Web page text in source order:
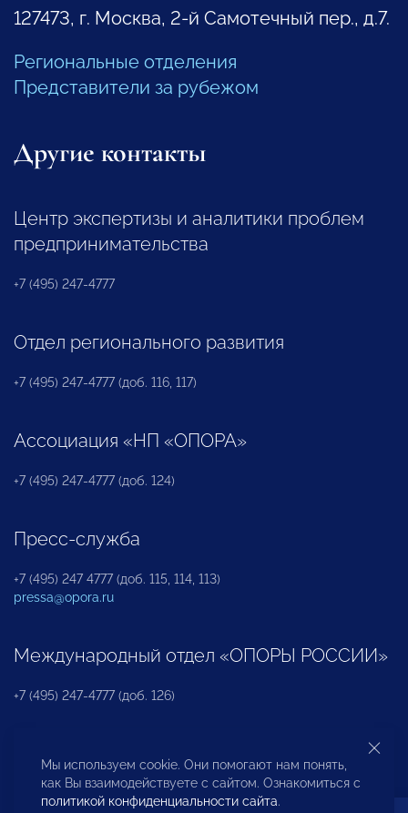
127473, г. Москва, 2-й Самотечный пер., д.7.
Региональные отделения
Представители за рубежом
Другие контакты
Центр экспертизы и аналитики проблем
предпринимательства
+7 (495) 247-4777
Отдел регионального развития
+7 (495) 247-4777 (доб. 116, 117)
Ассоциация «НП «ОПОРА»
+7 (495) 247-4777 (доб. 124)
Пресс-служба
+7 (495) 247 4777 (доб. 115, 114, 113)
pressa@opora.ru
Международный отдел «ОПОРЫ РОССИИ»
+7 (495) 247-4777 (доб. 126)
Бюро по защите прав предпринимателей и
инвесторов
Мы используем cookie. Они помогают нам понять,
как Вы взаимодействуете с сайтом. Ознакомиться с
политикой конфиденциальности сайта.